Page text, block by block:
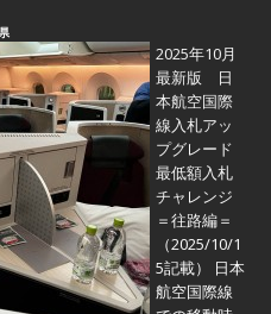
2025年10月
最新版 日
本航空国際
線入札アッ
プグレード
最低額入札
チャレンジ
＝往路編＝
（2025/10/1
5記載） 日本
航空国際線